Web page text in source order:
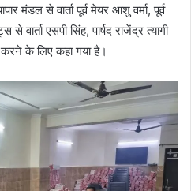
मंडल से वार्ता पूर्व मेयर आशु वर्मा, पूर्व
वार्ता एसपी सिंह, पार्षद राजेंद्र त्यागी
के लिए कहा गया है।